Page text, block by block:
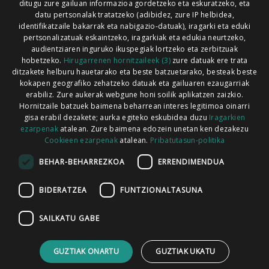
Xorroxin irratia | Lesaka | T. 948638288
Codesyntaxek garatua
PUBLIZITATEA
HARREMANETARAKO
ditugu zure gailuan informazioa gordetzeko eta eskuratzeko, eta
datu pertsonalak tratatzeko (adibidez, zure IP helbidea,
identifikatzaile bakarrak eta nabigazio-datuak), iragarki eta eduki
pertsonalizatuak eskaintzeko, iragarkiak eta edukia neurtzeko,
audientziaren inguruko ikuspegiak lortzeko eta zerbitzuak
hobetzeko. Hirugarrenen hornitzaileek (3)zure datuak ere trata
ditzakete helburu hauetarako eta beste batzuetarako, besteak beste
kokapen geografiko zehatzeko datuak eta gailuaren ezaugarriak
erabiliz. Zure aukerak webgune honi soilik aplikatzen zaizkio.
Hornitzaile batzuek baimena beharrean interes legitimoa oinarri
gisa erabil dezakete; aurka egiteko eskubidea duzu Iragarkien
ezarpenakatalean. Zure baimena edozein unetan ken dezakezu
Cookieen ezarpenak atalean. Pribatutasun-politika
BEHAR-BEHARREZKOA ERRENDIMENDUA
BIDERATZEA FUNTZIONALTASUNA
SAILKATU GABE
GUZTIAK ONARTU GUZTIAK UKATU